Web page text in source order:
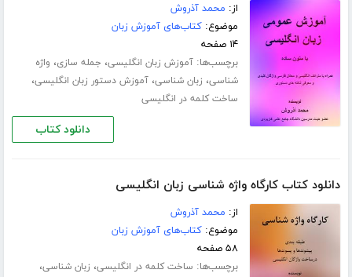
از: محمد آذروش
موضوع:کتاب‌های آموزش زبان
۱۴ صفحه
برچسب‌ها:آموزش زبان انگلیسی، جمله سازی، واژه
شناسی، زبان شناسی،آموزش دستور زبان انگلیسی،
ساخت کلمه در انگلیسی
دانلود کتاب
دانلود کتاب کارگاه واژه شناسی زبان انگلیسی
از: محمد آذروش
موضوع:کتاب‌های آموزش زبان
۵۸ صفحه
برچسب‌ها: ساخت کلمه در انگلیسی، زبان شناسی،